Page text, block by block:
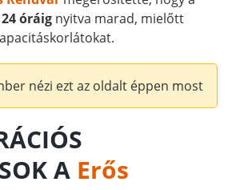
óráig nyitva marad, mielőtt
nézi ezt az oldalt éppen most
A Erős